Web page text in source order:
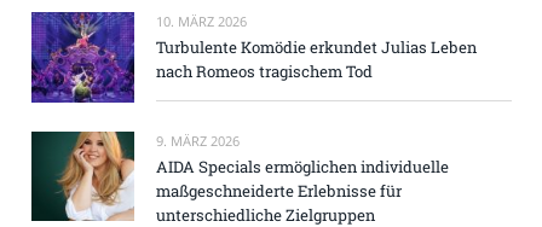
10. MÄRZ 2026
Turbulente Komödie erkundet Julias Leben
nach Romeos tragischem Tod
9. MÄRZ 2026
AIDA Specials ermöglichen individuelle
maßgeschneiderte Erlebnisse für
unterschiedliche Zielgruppen